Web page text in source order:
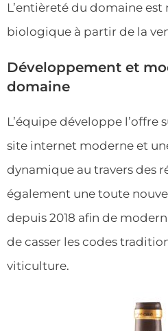
L’entièreté du domaine
biologique à partir de la
Développement et
domaine
L’équipe développe l’offre
site internet moderne et
dynamique au travers des
également une toute
depuis 2018 afin de
de casser les codes
viticulture.